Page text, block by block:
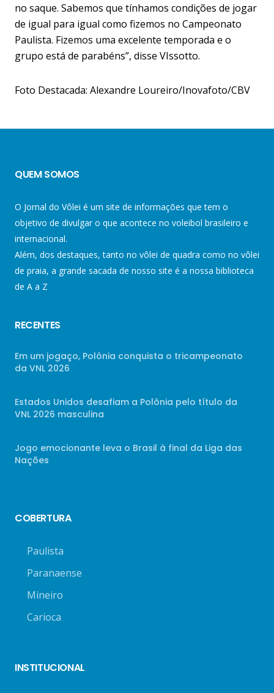
no saque. Sabemos que tínhamos condições de jogar
de igual para igual como fizemos no Campeonato
Paulista. Fizemos uma excelente temporada e o
grupo está de parabéns”, disse VIssotto.
Foto Destacada: Alexandre Loureiro/Inovafoto/CBV
QUEM SOMOS
O Jornal do Vôlei é um site de informações que tem o
objetivo de divulgar o que acontece no voleibol brasileiro e
internacional.
Além, dos destaques, tanto no vôlei de quadra como no vôlei
de praia, a grande sacada de nosso site é a nossa biblioteca
de A a Z
RECENTES
Em um jogaço, Polônia conquista o tricampeonato
da VNL 2026
Estados Unidos desafiam a Polônia pelo título da
VNL 2026 masculina
Jogo emocionante leva o Brasil à final da Liga das
Nações
COBERTURA
Paulista
Paranaense
Mineiro
Carioca
INSTITUCIONAL